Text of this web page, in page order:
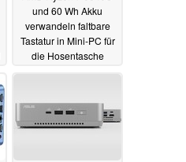
und 60 Wh Akku
verwandeln faltbare
Tastatur in Mini-PC für
die Hosentasche
08.07.2024